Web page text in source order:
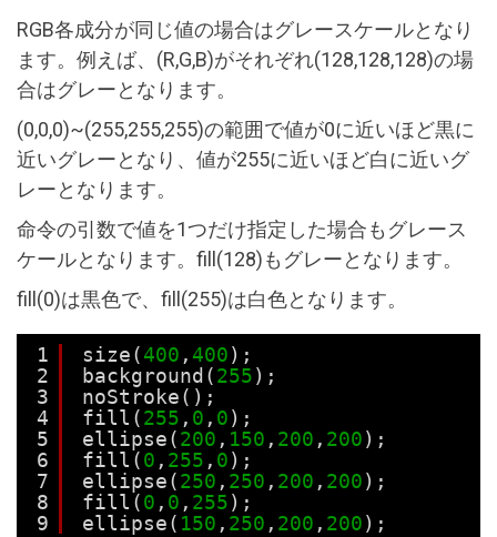
RGB各成分が同じ値の場合はグレースケールとなり
ます。例えば、(R,G,B)がそれぞれ(128,128,128)の場
合はグレーとなります。
(0,0,0)~(255,255,255)の範囲で値が0に近いほど黒に
近いグレーとなり、値が255に近いほど白に近いグ
レーとなります。
命令の引数で値を1つだけ指定した場合もグレース
ケールとなります。fill(128)もグレーとなります。
fill(0)は黒色で、fill(255)は白色となります。
1
2
3
4
5
6
7
8
9
size(400 , 400);
background(255);
noStroke();
fill(255 , 0 , 0);
ellipse(200 , 150 , 200 , 200);
fill(0 , 255 , 0);
ellipse(250 , 250 , 200 , 200);
fill(0 , 0 , 255);
ellipse( 150 , 250 , 200 , 200);